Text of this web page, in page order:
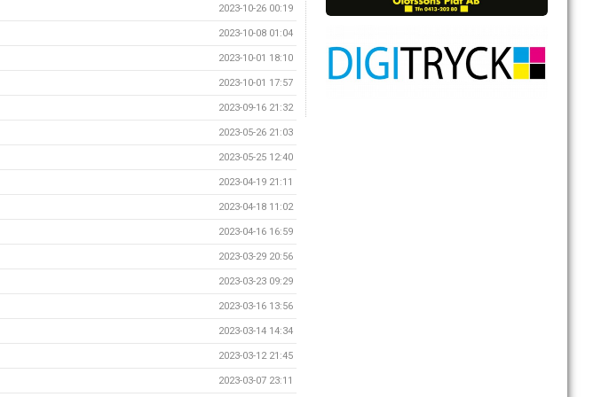
2023-10-26 00:19
2023-10-08 01:04
2023-10-01 18:10
2023-10-01 17:57
2023-09-16 21:32
2023-05-26 21:03
2023-05-25 12:40
2023-04-19 21:11
2023-04-18 11:02
2023-04-16 16:59
2023-03-29 20:56
2023-03-23 09:29
2023-03-16 13:56
2023-03-14 14:34
2023-03-12 21:45
2023-03-07 23:11